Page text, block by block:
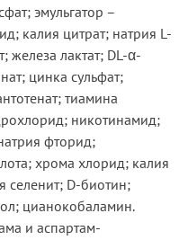
эмульгатор –
калия цитрат; натрия L-
железа лактат; DL-α-
цинка сульфат;
тиамина
никотинамид;
фторид;
хрома хлорид; калия
селенит; D-биотин;
цианокобаламин.
и аспартам-